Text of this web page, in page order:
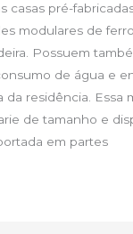
casas pré-
modulares de
Possuem
de água e
da residência. Essa
de tamanho e
em partes